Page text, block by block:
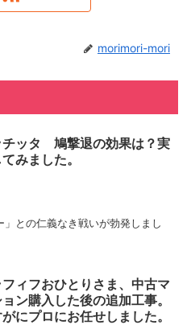
morimori-mori
チッタ 鳩撃退の効果は？実
みました。
との仁義なき戦いが勃発しまし
ィフおひとりさま、中古マ
ン購入した後の追加工事。
にプロにお任せしました。